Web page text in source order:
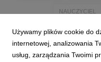
NAUCZYCIEL
WSB WROCLAW WSB
JAVA
Używamy plików cookie do
internetowej, analizowania
usług, zarządzania Twoimi